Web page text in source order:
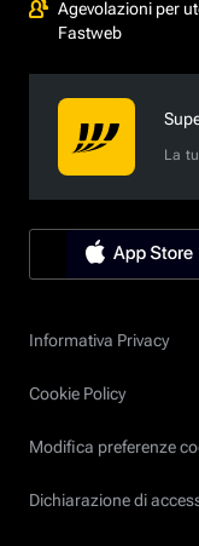
Agevolazioni per
Fastweb
La
Informativa Privacy
Cookie Policy
Modifica preferenze
Dichiarazione di